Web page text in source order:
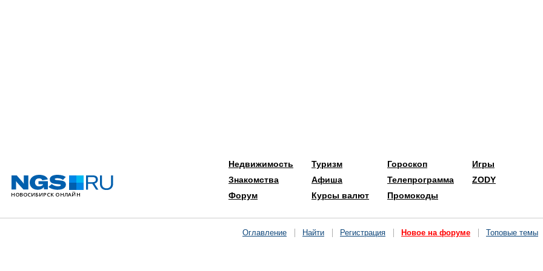
Недвижимость
Знакомства
Форум
Туризм
Афиша
Курсы валют
Гороскоп
Телепрограмма
Промокоды
Игры
ZODY
Оглавление Найти Регистрация Новое на форуме Топовые темы